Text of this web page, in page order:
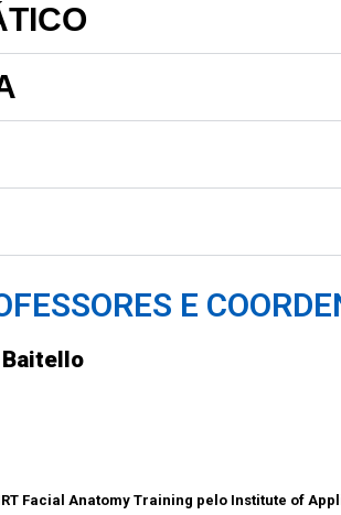
E
Baitello
Facial Anatomy Training pelo Institute of